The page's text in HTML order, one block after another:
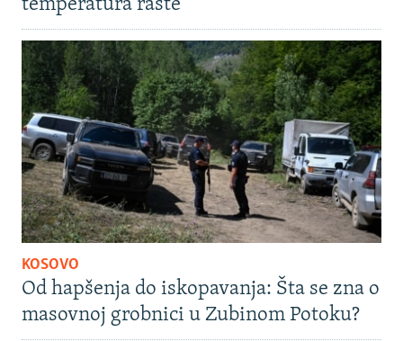
temperatura raste
KOSOVO
Od hapšenja do iskopavanja: Šta se zna o
masovnoj grobnici u Zubinom Potoku?